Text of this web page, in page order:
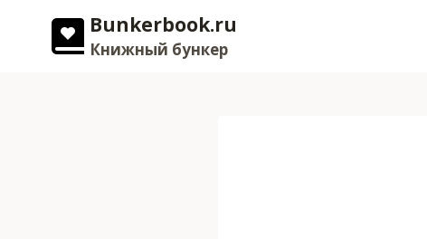
содержимому
Bunkerbook.ru
Книжный бункер